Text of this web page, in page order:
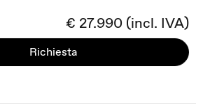
€ 27.990 (incl. IVA)
Richiesta